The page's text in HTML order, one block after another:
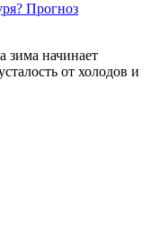
Прогноз
зима начинает
от холодов и